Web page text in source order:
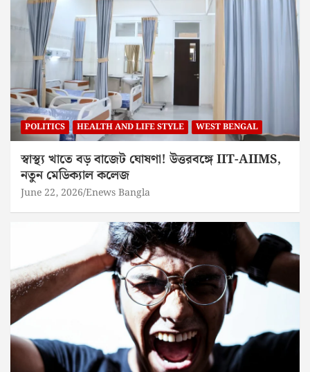
POLITICS HEALTH AND LIFE STYLE WEST BENGAL
স্বাস্থ্য খাতে বড় বাজেট ঘোষণা! উত্তরবঙ্গে IIT-AIIMS,
নতুন মেডিক্যাল কলেজ
June 22, 2026 Enews Bangla